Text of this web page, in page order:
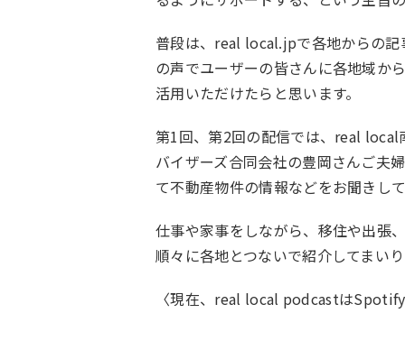
普段は、real local.jpで各地からの
の声でユーザーの皆さんに各地域か
活用いただけたらと思います。
第1回、第2回の配信では、real local
バイザーズ合同会社の豊岡さんご夫
て不動産物件の情報などをお聞きして
仕事や家事をしながら、移住や出張
順々に各地とつないで紹介してまい
〈現在、real local podcastは